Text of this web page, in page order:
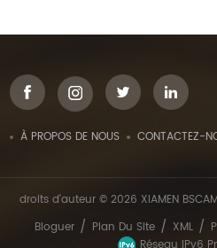
À PROPOS DE NOUS CONTACTEZ-
droits d'auteur © 2026 XIAMEN
Bloguer / Plan Du Site / XML /